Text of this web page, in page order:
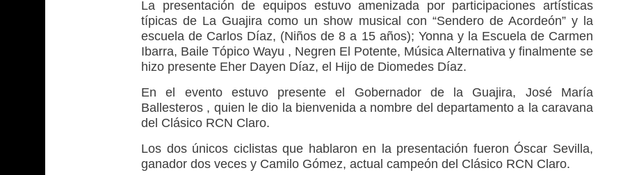
La presentación de equipos estuvo amenizada por participaciones artísticas
típicas de La Guajira como un show musical con “Sendero de Acordeón” y la
escuela de Carlos Díaz, (Niños de 8 a 15 años); Yonna y la Escuela de Carmen
Ibarra, Baile Tópico Wayu , Negren El Potente, Música Alternativa y finalmente se
hizo presente Eher Dayen Díaz, el Hijo de Diomedes Díaz.
En el evento estuvo presente el Gobernador de la Guajira, José María
Ballesteros , quien le dio la bienvenida a nombre del departamento a la caravana
del Clásico RCN Claro.
Los dos únicos ciclistas que hablaron en la presentación fueron Óscar Sevilla,
ganador dos veces y Camilo Gómez, actual campeón del Clásico RCN Claro.